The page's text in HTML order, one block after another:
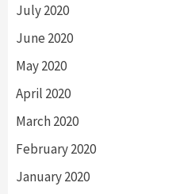
July 2020
June 2020
May 2020
April 2020
March 2020
February 2020
January 2020